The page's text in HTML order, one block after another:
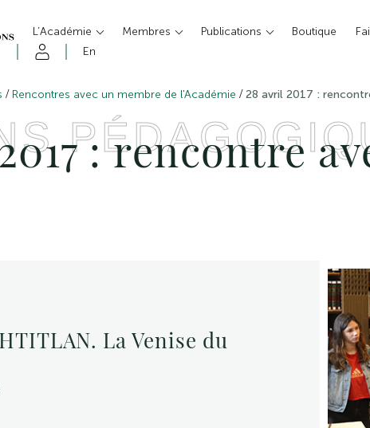
L’Académie Membres Publications Boutique
En
/ Rencontres avec un membre de l'Académie /28 avril 2017 :
: rencontre
La Venise du